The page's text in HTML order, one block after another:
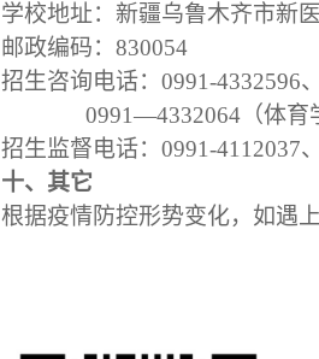
学校地址：新疆乌鲁木齐市新
邮政编码： 830054
招生咨询电话： 0991-4332596
0991—4332064（体育
招生监督电话： 0991-4112037
十、其它
根据疫情防控形势变化，如遇